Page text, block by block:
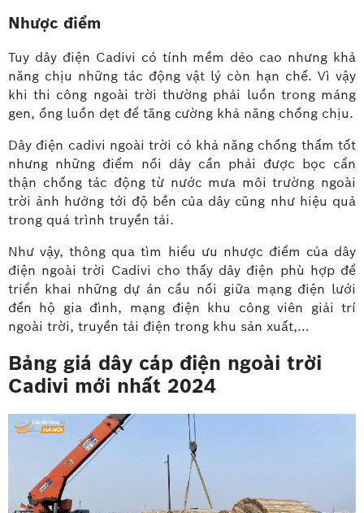
Nhược điểm
Tuy dây điện Cadivi có tính mềm dẻo cao nhưng khả
năng chịu những tác động vật lý còn hạn chế. Vì vậy
khi thi công ngoài trời thường phải luồn trong máng
gen, ống luồn dẹt để tăng cường khả năng chống chịu.
Dây điện cadivi ngoài trời có khả năng chống thấm tốt
nhưng những điểm nối dây cần phải được bọc cẩn
thận chống tác động từ nước mưa môi trường ngoài
trời ảnh hưởng tới độ bền của dây cũng như hiệu quả
trong quá trình truyền tải.
Như vậy, thông qua tìm hiểu ưu nhược điểm của dây
điện ngoài trời Cadivi cho thấy dây điện phù hợp để
triển khai những dự án cầu nối giữa mạng điện lưới
đến hộ gia đình, mạng điện khu công viên giải trí
ngoài trời, truyền tải điện trong khu sản xuất,…
Bảng giá dây cáp điện ngoài trời
Cadivi mới nhất 2024